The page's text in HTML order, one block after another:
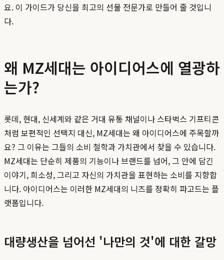
요. 이 가이드가 당신을 최고의 선물 전문가로 만들어 줄 것입니
다.
왜 MZ세대는 아이디어스에 열광하
는가?
롯데, 현대, 신세계와 같은 거대 유통 채널이나 스타벅스 기프티콘
처럼 보편적인 선택지 대신, MZ세대는 왜 아이디어스에 주목할까
요? 그 이유는 그들의 소비 철학과 가치관에서 찾을 수 있습니다.
MZ세대는 단순히 제품의 기능이나 브랜드를 넘어, 그 안에 담긴
이야기, 희소성, 그리고 자신의 가치관을 표현하는 소비를 지향합
니다. 아이디어스는 이러한 MZ세대의 니즈를 정확히 파고드는 플
랫폼입니다.
대량생산을 넘어선 '나만의 것'에 대한 갈망